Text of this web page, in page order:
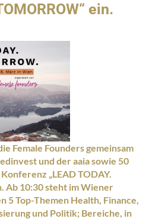
ein.
Female Founders gemeinsam
und der aaia sowie 50
„LEAD TODAY.
Ab 10:30 steht im Wiener
5 Top-Themen Health, Finance,
und Politik; Bereiche, in